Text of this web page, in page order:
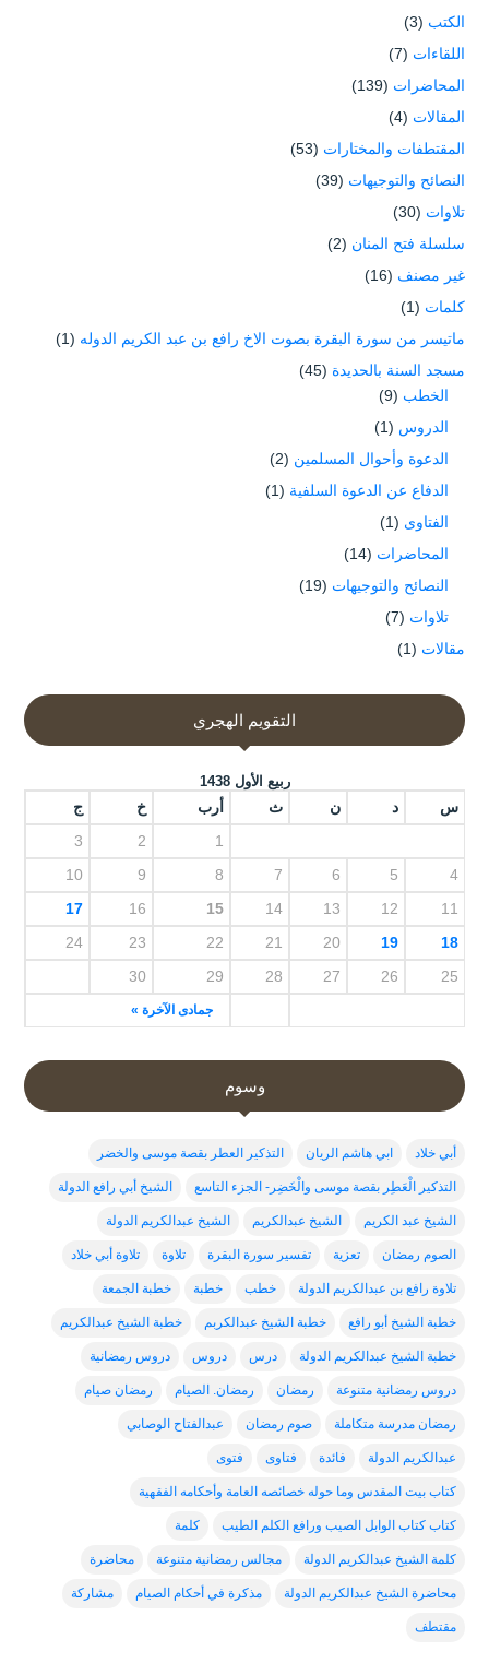
الكتب (3)
اللقاءات (7)
المحاضرات (139)
المقالات (4)
المقتطفات والمختارات (53)
النصائح والتوجيهات (39)
تلاوات (30)
سلسلة فتح المنان (2)
غير مصنف (16)
كلمات (1)
ماتيسر من سورة البقرة بصوت الاخ رافع بن عبد الكريم الدوله (1)
مسجد السنة بالحديدة (45)
الخطب (9)
الدروس (1)
الدعوة وأحوال المسلمين (2)
الدفاع عن الدعوة السلفية (1)
الفتاوى (1)
المحاضرات (14)
النصائح والتوجيهات (19)
تلاوات (7)
مقالات (1)
التقويم الهجري
ربيع الأول 1438
س د ن ث أرب خ ج
جمادى الآخرة »
1
2
3
4
5
6
7
8
9
10
11
12
13
14
15
16
17
18
19
20
21
22
23
24
25
26
27
28
29
30
وسوم
أبي خلاد ابي هاشم الريان التذكير العطر بقصة موسى والخضر
التذكير الْعَطِر بقصة موسى والْخَضِر- الجزء التاسع الشيخ أبي رافع الدولة
الشيخ عبد الكريم الشيخ عبدالكريم الشيخ عبدالكريم الدولة
الصوم رمضان تعزية تفسير سورة البقرة تلاوة تلاوة أبي خلاد
تلاوة رافع بن عبدالكريم الدولة خطب خطبة خطبة الجمعة
خطبة الشيخ أبو رافع خطبة الشيخ عبدالكربم خطبة الشيخ عبدالكريم
خطبة الشيخ عبدالكريم الدولة درس دروس دروس رمضانية
دروس رمضانية متنوعة رمضان رمضان. الصيام رمضان صيام
رمضان مدرسة متكاملة صوم رمضان عبدالفتاح الوصابي
عبدالكريم الدولة فائدة فتاوى فتوى
كتاب بيت المقدس وما حوله خصائصه العامة وأحكامه الفقهية
كتاب كتاب الوابل الصيب ورافع الكلم الطيب كلمة
كلمة الشيخ عبدالكريم الدولة مجالس رمضانية متنوعة محاضرة
محاضرة الشيخ عبدالكريم الدولة مذكرة في أحكام الصيام مشاركة
مقتطف